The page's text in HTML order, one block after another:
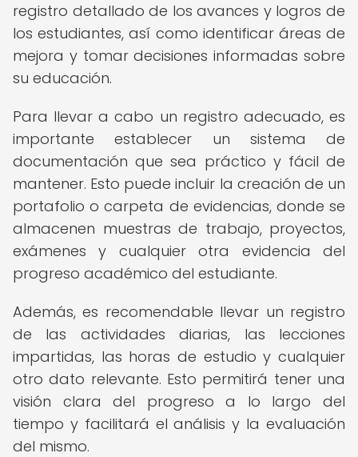
registro detallado de los avances y logros de
los estudiantes, así como identificar áreas de
mejora y tomar decisiones informadas sobre
su educación.
Para llevar a cabo un registro adecuado, es
importante establecer un sistema de
documentación que sea práctico y fácil de
mantener. Esto puede incluir la creación de un
portafolio o carpeta de evidencias, donde se
almacenen muestras de trabajo, proyectos,
exámenes y cualquier otra evidencia del
progreso académico del estudiante.
Además, es recomendable llevar un registro
de las actividades diarias, las lecciones
impartidas, las horas de estudio y cualquier
otro dato relevante. Esto permitirá tener una
visión clara del progreso a lo largo del
tiempo y facilitará el análisis y la evaluación
del mismo.